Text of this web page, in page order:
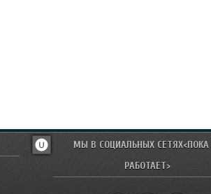
МЫ В СОЦИАЛЬНЫХ СЕТЯХ<ПОКА
РАБОТАЕТ>